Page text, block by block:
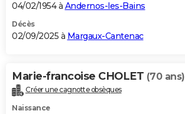
04/02/1954 à Andernos-les-Bains
Décès
02/09/2025 à Margaux-Cantenac
Marie-francoise CHOLET (70 ans)
Créer une cagnotte obsèques
Naissance